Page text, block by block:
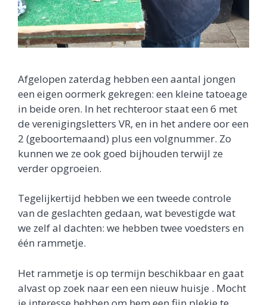
Afgelopen zaterdag hebben een aantal jongen
een eigen oormerk gekregen: een kleine tatoeage
in beide oren. In het rechteroor staat een 6 met
de verenigingsletters VR, en in het andere oor een
2 (geboortemaand) plus een volgnummer. Zo
kunnen we ze ook goed bijhouden terwijl ze
verder opgroeien.
Tegelijkertijd hebben we een tweede controle
van de geslachten gedaan, wat bevestigde wat
we zelf al dachten: we hebben twee voedsters en
één rammetje.
Het rammetje is op termijn beschikbaar en gaat
alvast op zoek naar een een nieuw huisje . Mocht